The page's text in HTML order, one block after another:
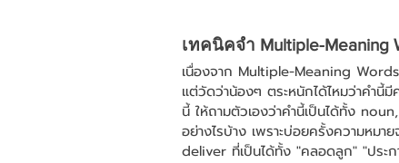
เทคนิคจำ Multiple-Meaning
เนื่องจาก Multiple-Meaning
แต่วัดว่าน้องๆ ตระหนักได้ไหมว่าคำ
นี้ ให้ถามตัวเองว่าคำนี้เป็นได้ทั้ง
อย่างไรบ้าง เพราะบ่อยครั้งความหมา
deliver ที่เป็นได้ทั้ง "คลอดลูก" "ประ